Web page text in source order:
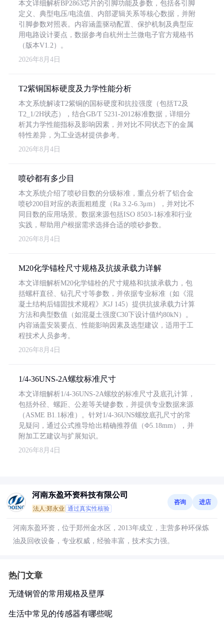
本文详细解析BP2863芯片的引脚功能及参数，包括各引脚
定义、典型电压/电流值、内部逻辑关系等核心数据，并附
引脚参数对照表。内容涵盖驱动配置、保护机制及典型应
用电路设计要点，数据参考自杭州士兰微电子官方规格书
（版本V1.2）。
2026年8月4日
T2紫铜国标硬度及力学性能分析
本文系统解读T2紫铜的国标硬度和抗拉强度（包括T2及
T2_1/2H状态），结合GB/T 5231-2012标准数据，详细分
析其力学性能指标及影响因素，并对比不同状态下的金属
特性差异，为工业选材提供参考。
2026年8月4日
喷砂都有多少目
本文系统介绍了喷砂目数的分级标准，重点分析了铝合金
喷砂200目对应的表面粗糙度（Ra 3.2-6.3μm），并对比不
同目数的应用场景。数据来源包括ISO 8503-1标准和行业
实践，帮助用户根据需求选择合适的喷砂参数。
2026年8月4日
M20化学锚栓尺寸规格及抗拔承载力详解
本文详细解析M20化学锚栓的尺寸规格和抗拔承载力，包
括螺杆直径、钻孔尺寸等参数，并依据专业标准（如《混
凝土结构后锚固技术规程》JGJ 145）提供抗拔承载力计算
方法和典型数值（如混凝土强度C30下设计值约80kN）。
内容涵盖安装要点、性能影响因素及选型建议，适用于工
程技术人员参考。
2026年8月4日
1/4-36UNS-2A螺纹标准尺寸
本文详细解析1/4-36UNS-2A螺纹的标准尺寸及底孔计算，
包括外径、螺距、公差等关键参数，并提供专业数据来源
（ASME B1.1标准）。针对1/4-36UNS螺纹底孔尺寸的常
见疑问，通过公式推导给出精确推荐值（Φ5.18mm），并
附加工艺建议与扩展知识。
2026年8月4日
河南东盈环资科技有限公司
法人:郑永业 通过真实性核验
咨询 进店
河南东盈环资，位于郑州金水区，2013年成立，主营多种环保炼
油及回收设备，专业权威，经验丰富，技术实力强。
热门文章
无缝钢管的常用规格及壁厚
生活中常见的传感器有哪些呢